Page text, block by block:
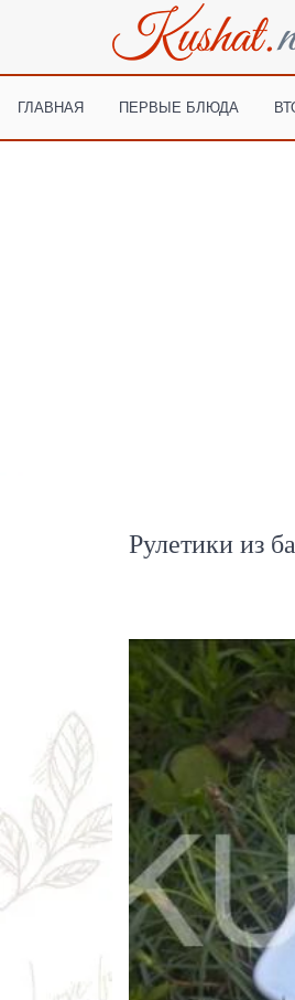
ГЛАВНАЯ ПЕРВЫЕ БЛЮДА
Рулетики из